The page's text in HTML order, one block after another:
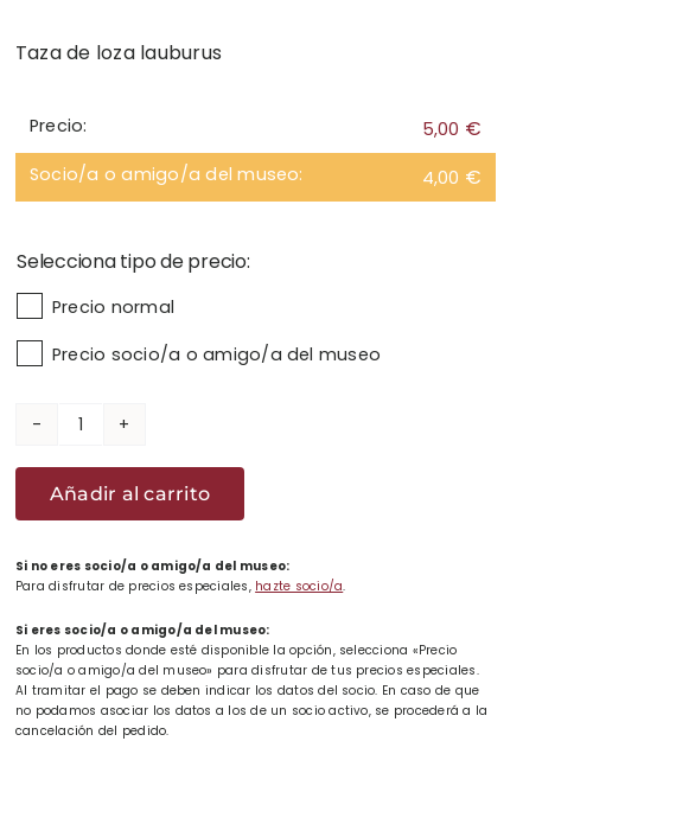
Taza de loza lauburus
Precio: 5,00 €
Socio/a o amigo/a del museo: 4,00 €
Selecciona tipo de precio:
Precio normal
Precio socio/a o amigo/a del museo
Taza
de
loza
Añadir al carrito
Si no eres socio/a o amigo/a del museo:
Para disfrutar de precios especiales, hazte socio/a.
Si eres socio/a o amigo/a del museo:
En los productos donde esté disponible la opción, selecciona «Precio
socio/a o amigo/a del museo» para disfrutar de tus precios especiales.
Al tramitar el pago se deben indicar los datos del socio. En caso de que
no podamos asociar los datos a los de un socio activo, se procederá a la
cancelación del pedido.